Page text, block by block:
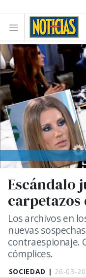
SOCIEDAD | 26-03-
Escándalo
carpetazos
Los archivos en
nuevas
contraespionaje.
cómplices.